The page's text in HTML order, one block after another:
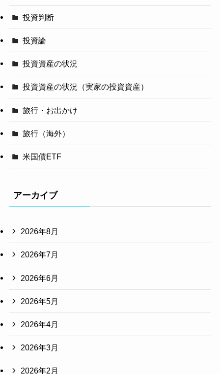
投資判断
投資論
投資資産の状況
投資資産の状況（実家の投資資産）
旅行・お出かけ
旅行（海外）
米国債ETF
アーカイブ
2026年8月
2026年7月
2026年6月
2026年5月
2026年4月
2026年3月
2026年2月